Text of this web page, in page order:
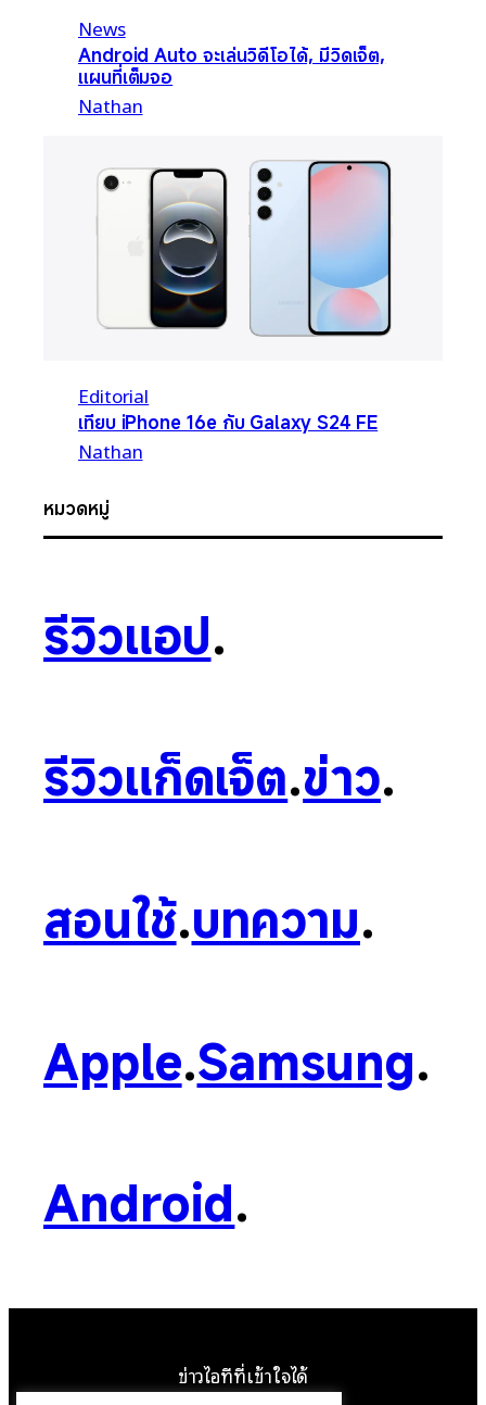
News
Android Auto จะเล่นวิดีโอได้, มีวิดเจ็ต,
แผนที่เต็มจอ
Nathan
Editorial
เทียบ iPhone 16e กับ Galaxy S24 FE
Nathan
หมวดหมู่
รีวิวแอป.
รีวิวแก็ดเจ็ต.ข่าว.
สอนใช้.บทความ.
Apple.Samsung.
Android.
ข่าวไอทีที่เข้าใจได้